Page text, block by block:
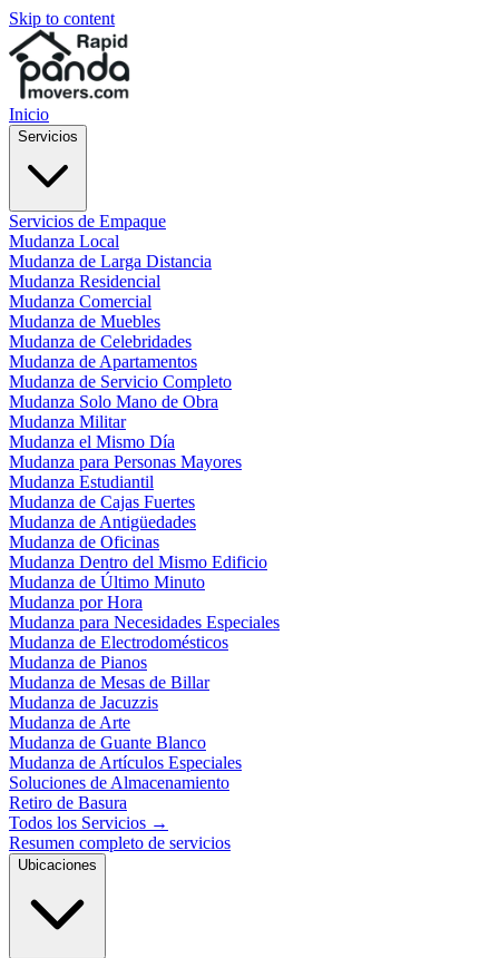
Skip to content
Inicio
Servicios
Servicios de Empaque
Mudanza Local
Mudanza de Larga Distancia
Mudanza Residencial
Mudanza Comercial
Mudanza de Muebles
Mudanza de Celebridades
Mudanza de Apartamentos
Mudanza de Servicio Completo
Mudanza Solo Mano de Obra
Mudanza Militar
Mudanza el Mismo Día
Mudanza para Personas Mayores
Mudanza Estudiantil
Mudanza de Cajas Fuertes
Mudanza de Antigüedades
Mudanza de Oficinas
Mudanza Dentro del Mismo Edificio
Mudanza de Último Minuto
Mudanza por Hora
Mudanza para Necesidades Especiales
Mudanza de Electrodomésticos
Mudanza de Pianos
Mudanza de Mesas de Billar
Mudanza de Jacuzzis
Mudanza de Arte
Mudanza de Guante Blanco
Mudanza de Artículos Especiales
Soluciones de Almacenamiento
Retiro de Basura
Todos los Servicios →
Resumen completo de servicios
Ubicaciones